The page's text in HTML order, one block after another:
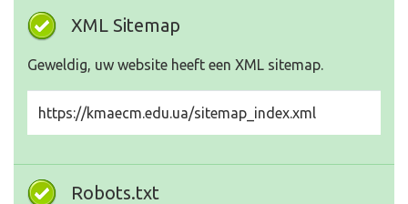
XML Sitemap
Geweldig, uw website heeft een XML sitemap.
https://kmaecm.edu.ua/sitemap_index.xml
Robots.txt